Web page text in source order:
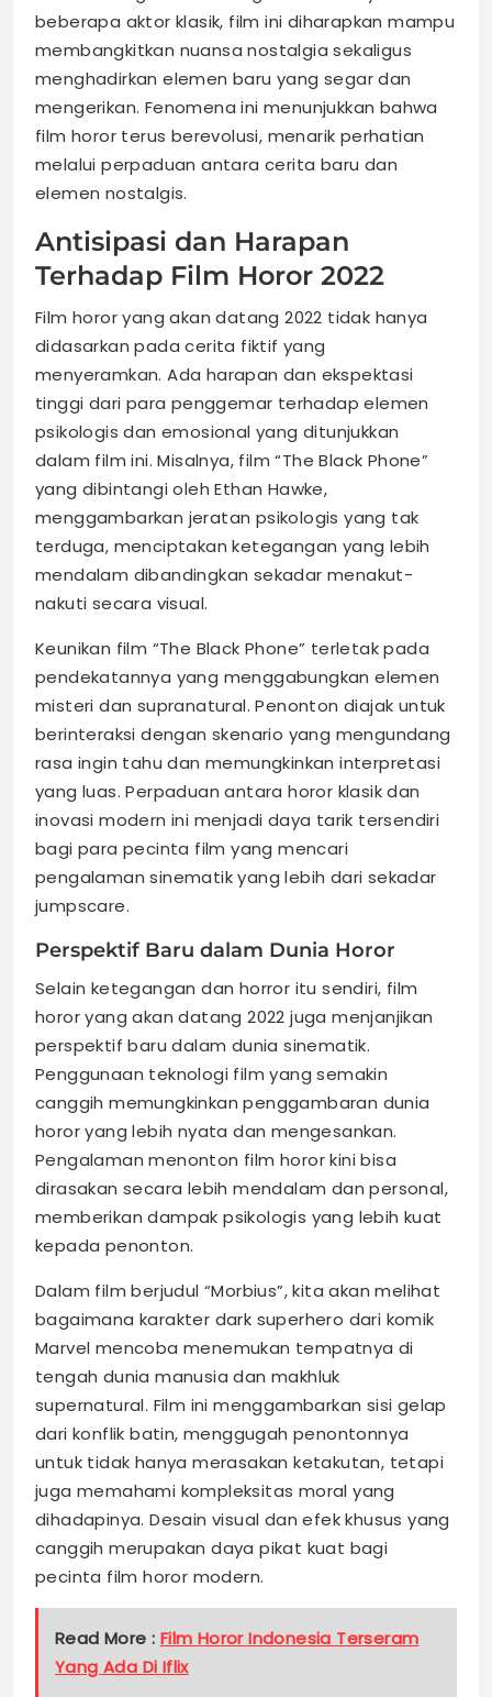
beberapa aktor klasik, film ini diharapkan mampu
membangkitkan nuansa nostalgia sekaligus
menghadirkan elemen baru yang segar dan
mengerikan. Fenomena ini menunjukkan bahwa
film horor terus berevolusi, menarik perhatian
melalui perpaduan antara cerita baru dan
elemen nostalgis.
Antisipasi dan Harapan
Terhadap Film Horor 2022
Film horor yang akan datang 2022 tidak hanya
didasarkan pada cerita fiktif yang
menyeramkan. Ada harapan dan ekspektasi
tinggi dari para penggemar terhadap elemen
psikologis dan emosional yang ditunjukkan
dalam film ini. Misalnya, film “The Black Phone”
yang dibintangi oleh Ethan Hawke,
menggambarkan jeratan psikologis yang tak
terduga, menciptakan ketegangan yang lebih
mendalam dibandingkan sekadar menakut-
nakuti secara visual.
Keunikan film “The Black Phone” terletak pada
pendekatannya yang menggabungkan elemen
misteri dan supranatural. Penonton diajak untuk
berinteraksi dengan skenario yang mengundang
rasa ingin tahu dan memungkinkan interpretasi
yang luas. Perpaduan antara horor klasik dan
inovasi modern ini menjadi daya tarik tersendiri
bagi para pecinta film yang mencari
pengalaman sinematik yang lebih dari sekadar
jumpscare.
Perspektif Baru dalam Dunia Horor
Selain ketegangan dan horror itu sendiri, film
horor yang akan datang 2022 juga menjanjikan
perspektif baru dalam dunia sinematik.
Penggunaan teknologi film yang semakin
canggih memungkinkan penggambaran dunia
horor yang lebih nyata dan mengesankan.
Pengalaman menonton film horor kini bisa
dirasakan secara lebih mendalam dan personal,
memberikan dampak psikologis yang lebih kuat
kepada penonton.
Dalam film berjudul “Morbius”, kita akan melihat
bagaimana karakter dark superhero dari komik
Marvel mencoba menemukan tempatnya di
tengah dunia manusia dan makhluk
supernatural. Film ini menggambarkan sisi gelap
dari konflik batin, menggugah penontonnya
untuk tidak hanya merasakan ketakutan, tetapi
juga memahami kompleksitas moral yang
dihadapinya. Desain visual dan efek khusus yang
canggih merupakan daya pikat kuat bagi
pecinta film horor modern.
Read More : Film Horor Indonesia Terseram
Yang Ada Di Iflix